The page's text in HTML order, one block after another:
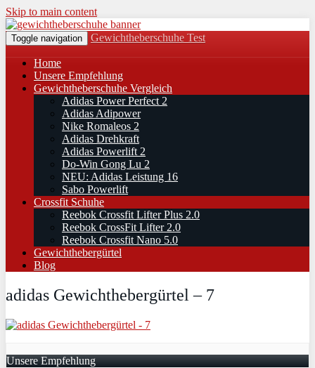
Skip to main content
Toggle navigation Gewichtheberschuhe Test
Home
Unsere Empfehlung
Gewichtheberschuhe Vergleich
Adidas Power Perfect 2
Adidas Adipower
Nike Romaleos 2
Adidas Drehkraft
Adidas Powerlift 2
Do-Win Gong Lu 2
NEU: Adidas Leistung 16
Sabo Powerlift
Crossfit Schuhe
Reebok Crossfit Lifter Plus 2.0
Reebok CrossFit Lifter 2.0
Reebok Crossfit Nano 5.0
Gewichthebergürtel
Blog
adidas Gewichthebergürtel – 7
Unsere Empfehlung